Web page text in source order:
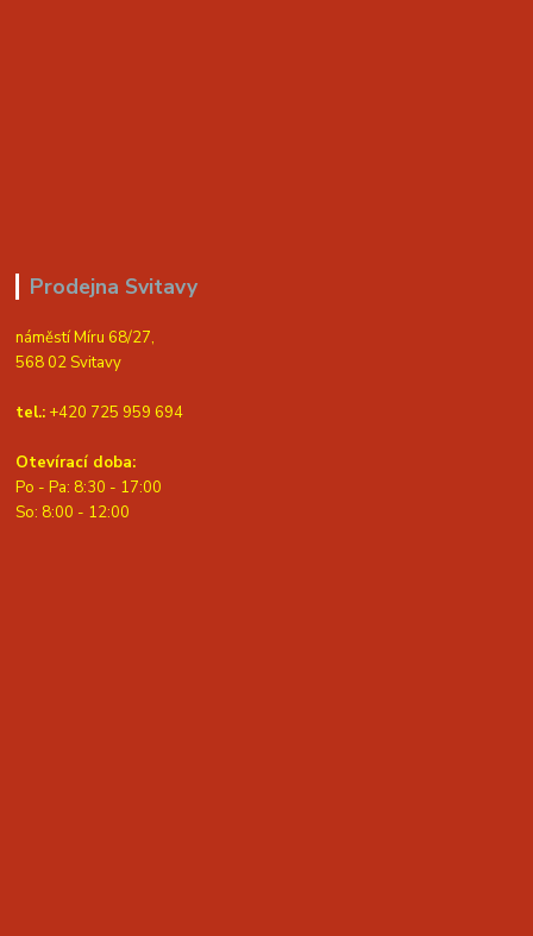
Prodejna Svitavy
náměstí Míru 68/27,
568 02 Svitavy
tel.: +420 725 959 694
Otevírací doba:
Po - Pa: 8:30 - 17:00
So: 8:00 - 12:00